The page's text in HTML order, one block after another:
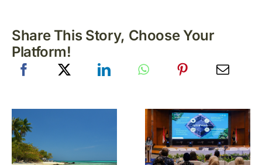
Share This Story, Choose Your
Platform!